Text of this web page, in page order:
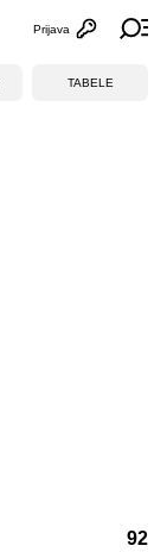
Otvori
Prijava
TABELE
92